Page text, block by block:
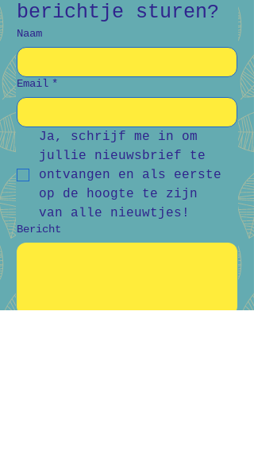
berichtje sturen?
Naam
Email *
Ja, schrijf me in om
jullie nieuwsbrief te
ontvangen en als eerste
op de hoogte te zijn
van alle nieuwtjes!
Bericht